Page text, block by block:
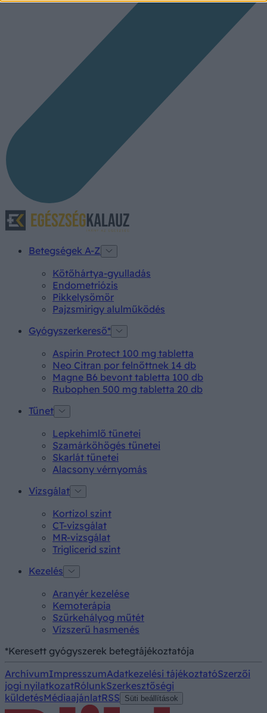
Betegségek A-Z
Kötőhártya-gyulladás
Endometriózis
Pikkelysömör
Pajzsmirigy alulműködés
Gyógyszerkereső*
Aspirin Protect 100 mg tabletta
Neo Citran por felnőttnek 14 db
Magne B6 bevont tabletta 100 db
Rubophen 500 mg tabletta 20 db
Tünet
Lepkehimlő tünetei
Szamárköhögés tünetei
Skarlát tünetei
Alacsony vérnyomás
Vizsgálat
Kortizol szint
CT-vizsgálat
MR-vizsgálat
Triglicerid szint
Kezelés
Aranyér kezelése
Kemoterápia
Szürkehályog műtét
Vízszerű hasmenés
*Keresett gyógyszerek betegtájékoztatója
ArchívumImpresszumAdatkezelési tájékoztatóSzerzői
jogi nyilatkozatRólunkSzerkesztőségi
küldetésMédiaajánlatRSS Süti beállítások